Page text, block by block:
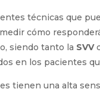
técnicas que
cómo
siendo tanto la SVV
en los pacientes
tienen una alta